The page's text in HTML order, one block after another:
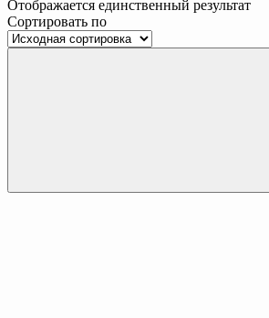
Отображается единственный результат
Сортировать по